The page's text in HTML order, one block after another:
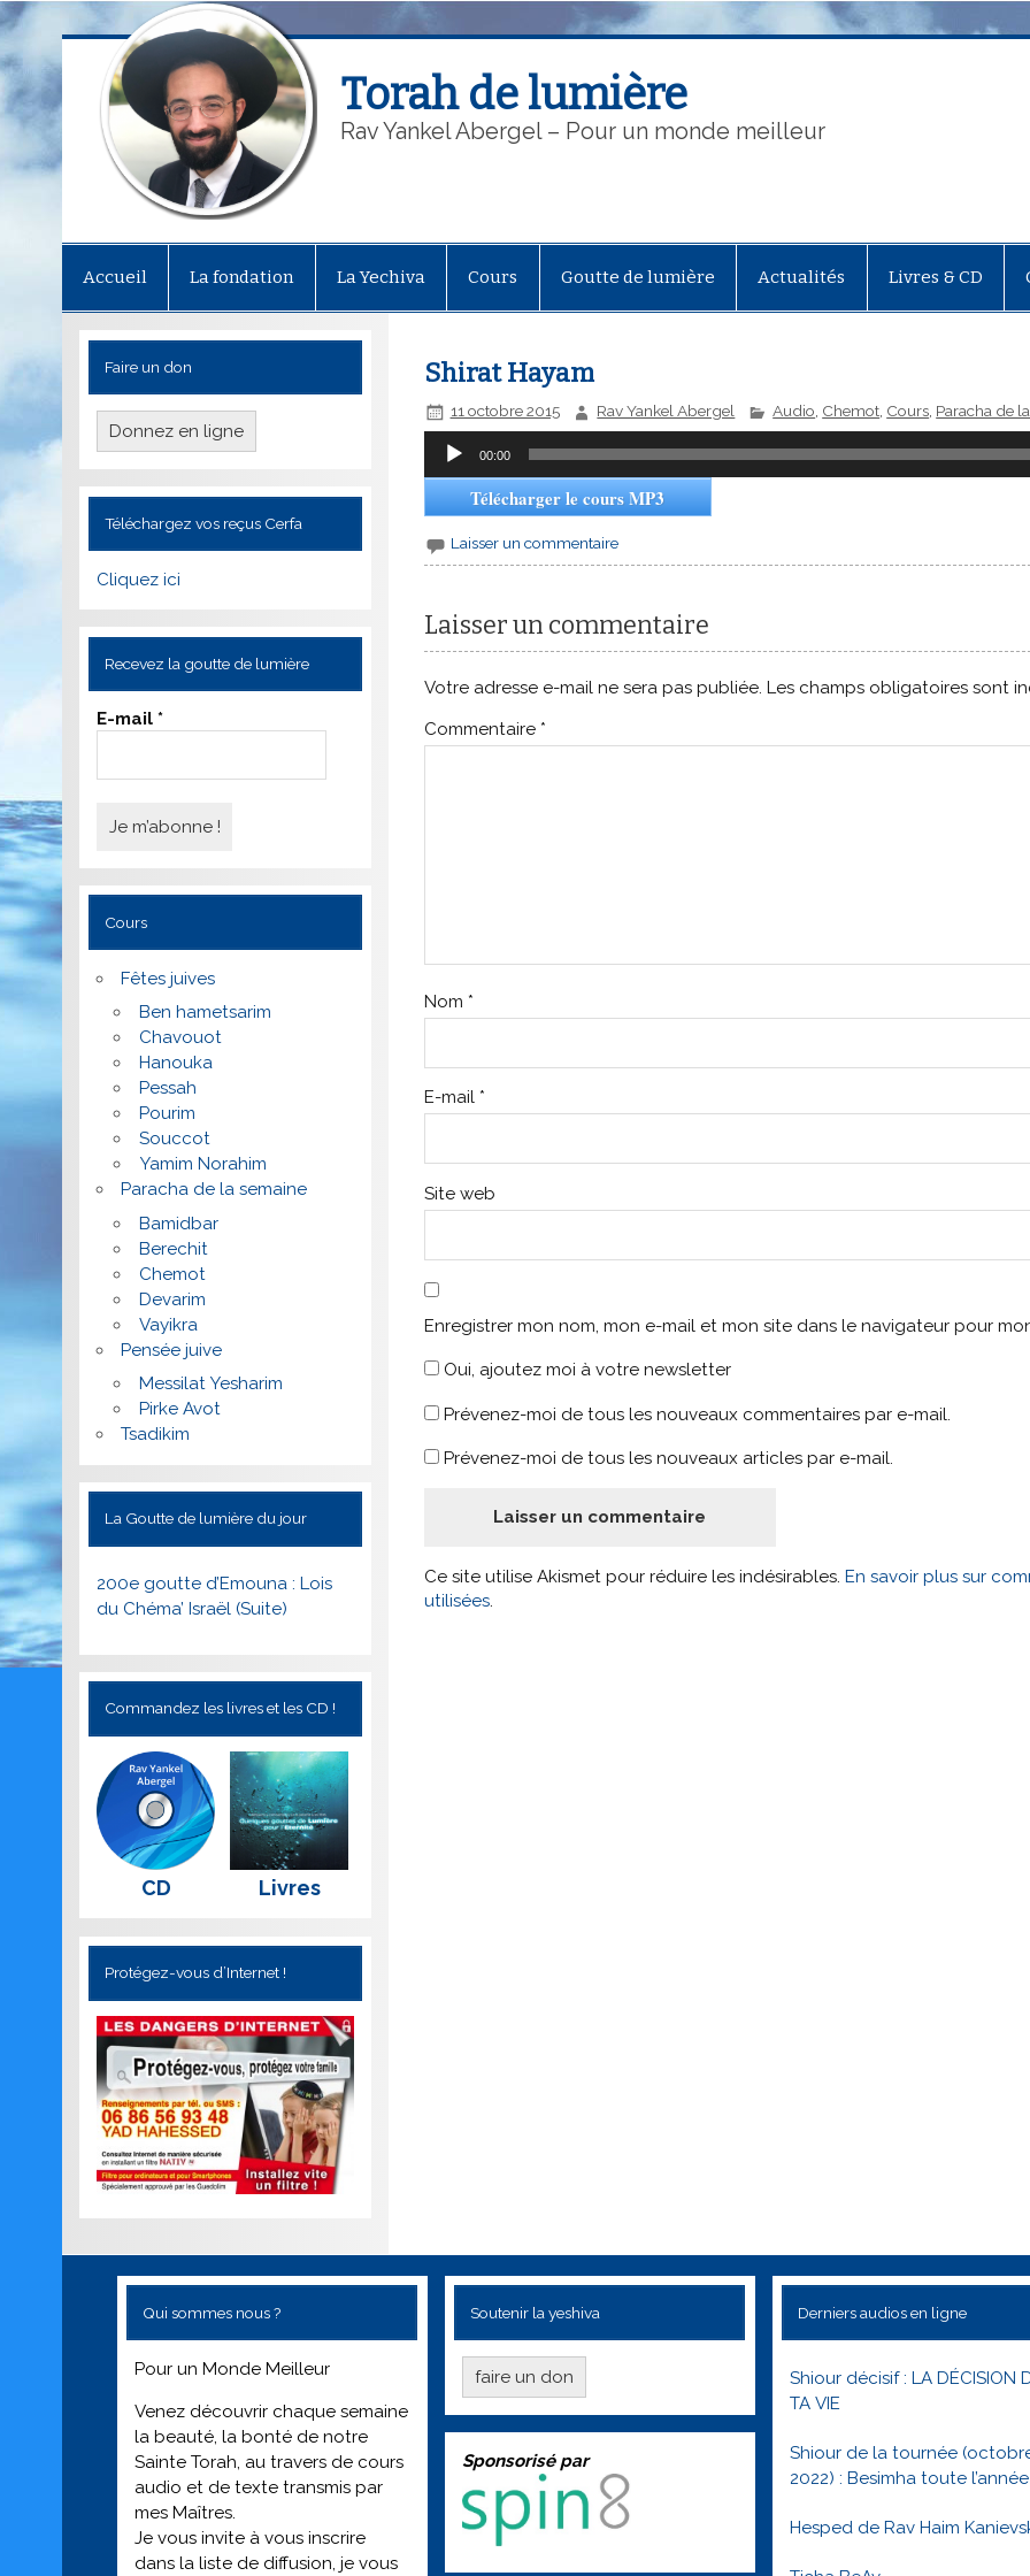
Torah de lumière
Rav Yankel Abergel – Pour un monde meilleur
Accueil La fondation La Yechiva Cours Goutte de lumière Actualités Livres & CD
Faire un don
Donnez en ligne
Téléchargez vos reçus Cerfa
Cliquez ici
Recevez la goutte de lumière
E-mail*
Cours
Fêtes juives
Ben hametsarim
Chavouot
Hanouka
Pessah
Pourim
Souccot
Yamim Norahim
Paracha de la semaine
Bamidbar
Berechit
Chemot
Devarim
Vayikra
Pensée juive
Messilat Yesharim
Pirke Avot
Tsadikim
La Goutte de lumière du jour
200e goutte d’Emouna : Lois
du Chéma’ Israël (Suite)
Commandez les livres et les CD !
CD Livres
Protégez-vous d’Internet !
Shirat Hayam
11 octobre 2015 Rav Yankel Abergel Audio Chemot Cours Paracha de
Lecteur
00:00
Télécharger le cours MP3
Laisser un commentaire
Laisser un commentaire
Votre adresse e-mail ne sera pas publiée. Les champs obligatoires sont
Commentaire *
Nom *
E-mail *
Site web
Enregistrer mon nom, mon e-mail et mon site dans le navigateur pour
Oui, ajoutez moi à votre newsletter
Prévenez-moi de tous les nouveaux commentaires par e-mail.
Prévenez-moi de tous les nouveaux articles par e-mail.
Ce site utilise Akismet pour réduire les indésirables. En savoir plus sur
utilisées.
Qui sommes nous ?
Pour un Monde Meilleur
Venez découvrir chaque semaine
la beauté, la bonté de notre
Sainte Torah, au travers de cours
audio et de texte transmis par
mes Maîtres.
Je vous invite à vous inscrire
dans la liste de diffusion, je vous
Soutenir la yeshiva
faire un don
Sponsorisé par
Derniers audios en ligne
Shiour décisif : LA DÉCISION
TA VIE
Shiour de la tournée
2022) : Besimha toute l’année
Hesped de Rav Haim